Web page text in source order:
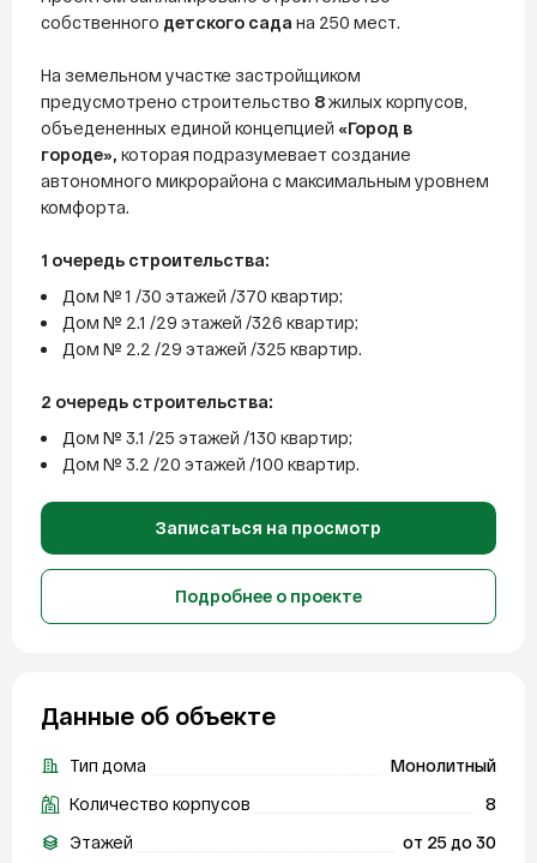
собственного детского сада на 250 мест.
На земельном участке застройщиком
предусмотрено строительство 8жилых корпусов,
объедененных единой концепцией «Город в
городе», которая подразумевает создание
автономного микрорайона с максимальным уровнем
комфорта.
1 очередь строительства:
Дом № 1 /30 этажей /370 квартир;
Дом № 2.1 /29 этажей /326 квартир;
Дом № 2.2 /29 этажей /325 квартир.
2 очередь строительства:
Дом № 3.1 /25 этажей /130 квартир;
Дом № 3.2 /20 этажей /100 квартир.
Записаться на просмотр
Подробнее о проекте
Данные об объекте
Тип дома
Монолитный
Количество корпусов
8
Этажей
от 25 до 30